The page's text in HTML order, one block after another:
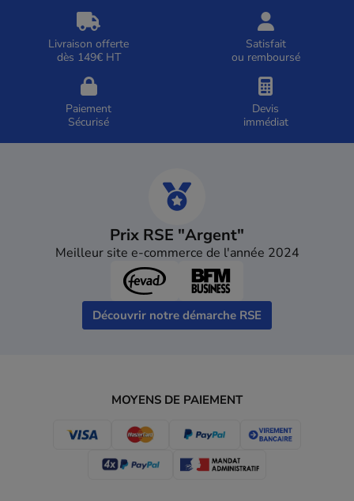
Livraison offerte
dès 149€ HT
Satisfait
ou remboursé
Paiement
Sécurisé
Devis
immédiat
Prix RSE "Argent"
Meilleur site e-commerce de l'année 2024
Découvrir notre démarche RSE
MOYENS DE PAIEMENT